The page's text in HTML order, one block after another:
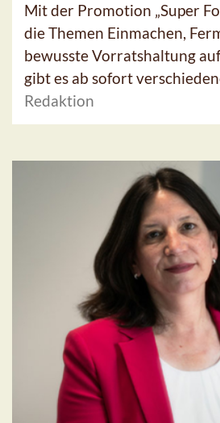
Mit der Promotion „Super
die Themen Einmachen,
bewusste Vorratshaltung
gibt es ab sofort
Redaktion